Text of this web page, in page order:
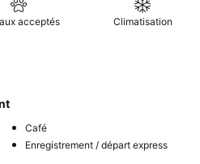
acceptés Climatisation
Café
Enregistrement / départ express